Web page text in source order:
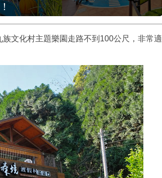
文化村主題樂園走路不到100公尺，非常適